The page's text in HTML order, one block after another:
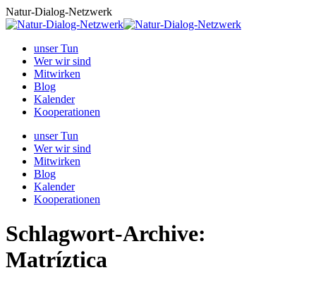
Zum
Inhalt
Natur-Dialog-Netzwerk
unser Tun
Wer wir sind
Mitwirken
Blog
Kalender
Kooperationen
unser Tun
Wer wir sind
Mitwirken
Blog
Kalender
Kooperationen
Schlagwort-Archive:
Matríztica